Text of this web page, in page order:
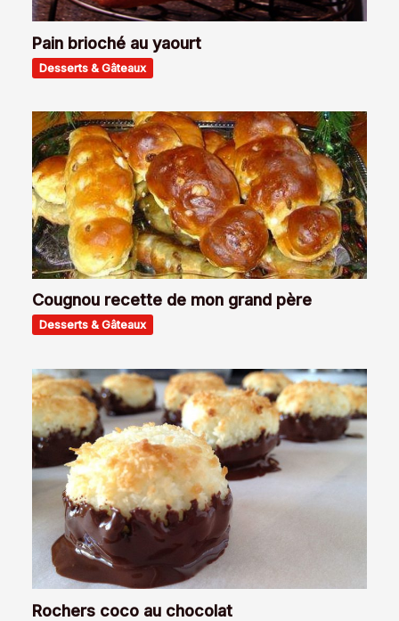
Pain brioché au yaourt
Desserts & Gâteaux
Cougnou recette de mon grand père
Desserts & Gâteaux
Rochers coco au chocolat